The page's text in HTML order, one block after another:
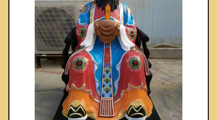
新闻资讯
荣誉资质
泥塑鉴赏
联系我们